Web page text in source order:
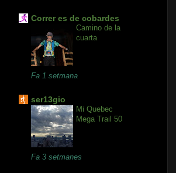
Correr es de cobardes
Camino de la
cuarta
Fa 1 setmana
ser13gio
Mi Quebec
Mega Trail 50
Fa 3 setmanes